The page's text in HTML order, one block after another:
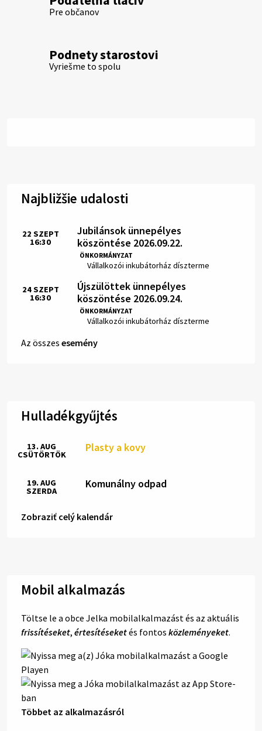
Pre občanov
Podnety starostovi
Vyriešme to spolu
Najbližšie udalosti
Jubilánsok ünnepélyes
köszöntése 2026.09.22.
ÖNKORMÁNYZAT
Hely:
Vállalkozói inkubátorház díszterme
Idő:
22 SZEPT
16:30
Újszülöttek ünnepélyes
köszöntése 2026.09.24.
ÖNKORMÁNYZAT
Hely:
Vállalkozói inkubátorház díszterme
Idő:
24SZEPT
16:30
Az összes esemény
Hulladékgyűjtés
Plasty a kovy
13. AUG
CSÜTÖRTÖK
Komunálny odpad
19. AUG
SZERDA
Zobraziť celý kalendár
Mobil alkalmazás
Töltse le a obce Jelka mobilalkalmazást és az aktuális
frissítéseket, értesítéseketés fontos közleményeket.
Többet az alkalmazásról